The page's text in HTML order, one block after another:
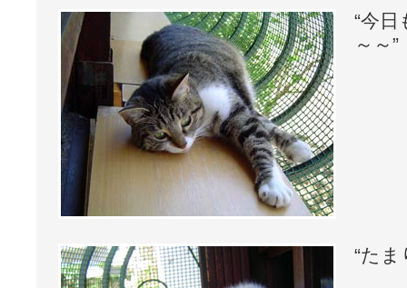
“今
～～”
“た